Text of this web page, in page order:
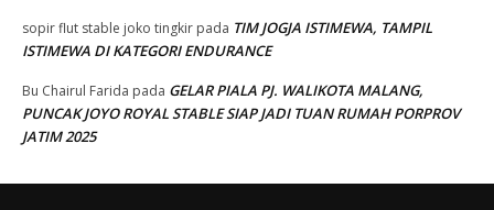
sopir flut stable joko tingkir pada TIM JOGJA ISTIMEWA, TAMPIL
ISTIMEWA DI KATEGORI ENDURANCE
Bu Chairul Farida pada GELAR PIALA PJ. WALIKOTA MALANG,
PUNCAK JOYO ROYAL STABLE SIAP JADI TUAN RUMAH PORPROV
JATIM 2025